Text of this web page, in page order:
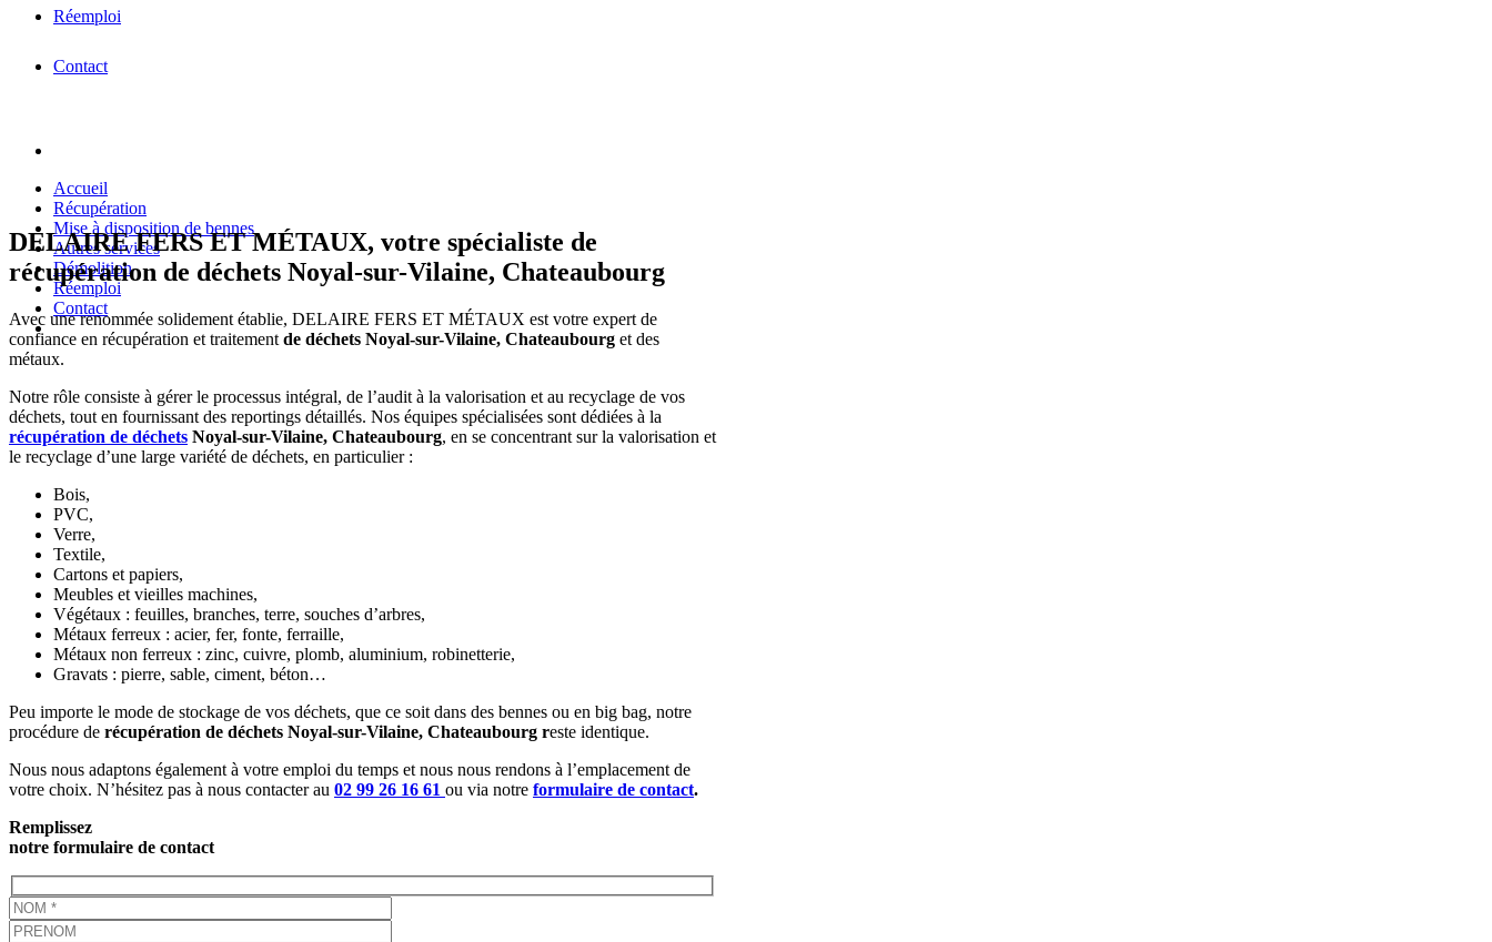
Réemploi
Contact
Accueil
Récupération
Mise à disposition de bennes
Autres services
Démolition
Réemploi
Contact
DELAIRE FERS ET MÉTAUX, votre spécialiste de
récupération de déchets Noyal-sur-Vilaine, Chateaubourg
Avec une renommée solidement établie, DELAIRE FERS ET MÉTAUX est votre expert de
confiance en récupération et traitement de déchets Noyal-sur-Vilaine, Chateaubourg et des
métaux.
Notre rôle consiste à gérer le processus intégral, de l’audit à la valorisation et au recyclage de vos
déchets, tout en fournissant des reportings détaillés. Nos équipes spécialisées sont dédiées à la
récupération de déchets Noyal-sur-Vilaine, Chateaubourg, en se concentrant sur la valorisation et
le recyclage d’une large variété de déchets, en particulier :
Bois,
PVC,
Verre,
Textile,
Cartons et papiers,
Meubles et vieilles machines,
Végétaux : feuilles, branches, terre, souches d’arbres,
Métaux ferreux : acier, fer, fonte, ferraille,
Métaux non ferreux : zinc, cuivre, plomb, aluminium, robinetterie,
Gravats : pierre, sable, ciment, béton…
Peu importe le mode de stockage de vos déchets, que ce soit dans des bennes ou en big bag, notre
procédure de récupération de déchets Noyal-sur-Vilaine, Chateaubourg reste identique.
Nous nous adaptons également à votre emploi du temps et nous nous rendons à l’emplacement de
votre choix. N’hésitez pas à nous contacter au 02 99 26 16 61 ou via notre formulaire de contact.
Remplissez
notre formulaire de contact